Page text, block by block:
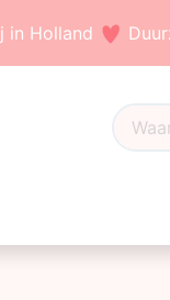
in Holland